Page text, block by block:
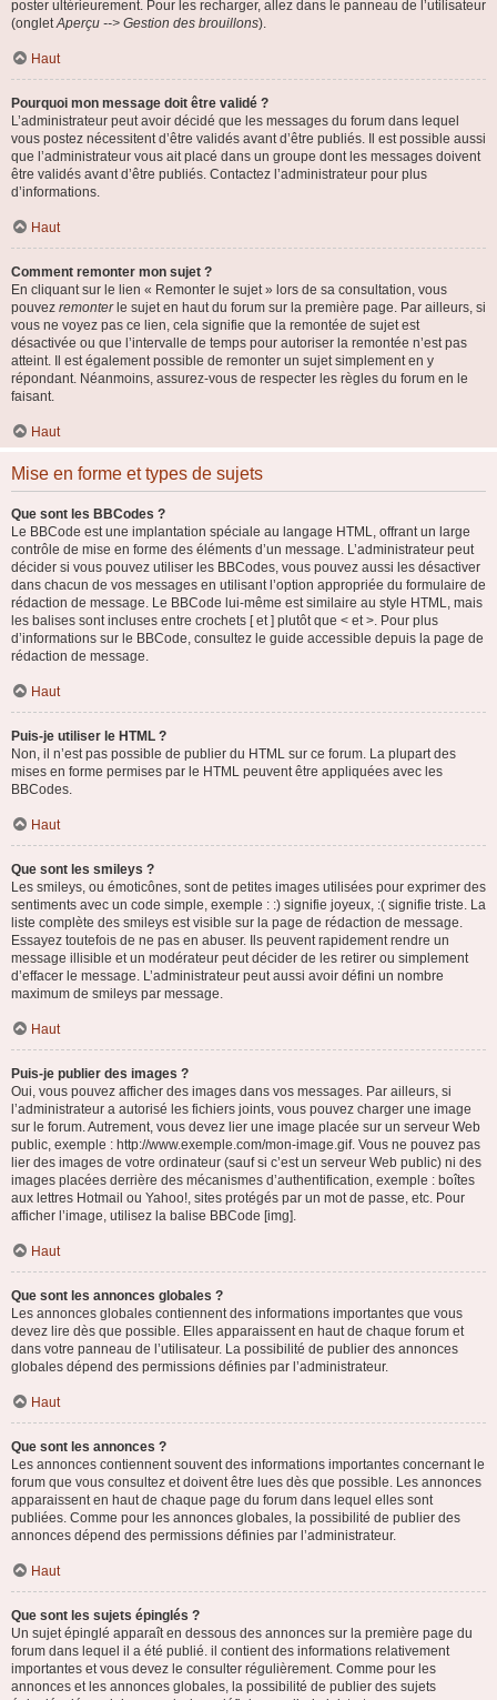
poster ultérieurement. Pour les recharger, allez dans le panneau de l’utilisateur
(ongletAperçu --> Gestion des brouillons).
Haut
Pourquoi mon message doit être validé ?
L’administrateur peut avoir décidé que les messages du forum dans lequel
vous postez nécessitent d’être validés avant d’être publiés. Il est possible aussi
que l’administrateur vous ait placé dans un groupe dont les messages doivent
être validés avant d’être publiés. Contactez l’administrateur pour plus
d’informations.
Haut
Comment remonter mon sujet ?
En cliquant sur le lien « Remonter le sujet » lors de sa consultation, vous
pouvez remonterle sujet en haut du forum sur la première page. Par ailleurs, si
vous ne voyez pas ce lien, cela signifie que la remontée de sujet est
désactivée ou que l’intervalle de temps pour autoriser la remontée n’est pas
atteint. Il est également possible de remonter un sujet simplement en y
répondant. Néanmoins, assurez-vous de respecter les règles du forum en le
faisant.
Haut
Mise en forme et types de sujets
Que sont les BBCodes ?
Le BBCode est une implantation spéciale au langage HTML, offrant un large
contrôle de mise en forme des éléments d’un message. L’administrateur peut
décider si vous pouvez utiliser les BBCodes, vous pouvez aussi les désactiver
dans chacun de vos messages en utilisant l’option appropriée du formulaire de
rédaction de message. Le BBCode lui-même est similaire au style HTML, mais
les balises sont incluses entre crochets [ et ] plutôt que < et >. Pour plus
d’informations sur le BBCode, consultez le guide accessible depuis la page de
rédaction de message.
Haut
Puis-je utiliser le HTML ?
Non, il n’est pas possible de publier du HTML sur ce forum. La plupart des
mises en forme permises par le HTML peuvent être appliquées avec les
BBCodes.
Haut
Que sont les smileys ?
Les smileys, ou émoticônes, sont de petites images utilisées pour exprimer des
sentiments avec un code simple, exemple : :) signifie joyeux, :( signifie triste. La
liste complète des smileys est visible sur la page de rédaction de message.
Essayez toutefois de ne pas en abuser. Ils peuvent rapidement rendre un
message illisible et un modérateur peut décider de les retirer ou simplement
d’effacer le message. L’administrateur peut aussi avoir défini un nombre
maximum de smileys par message.
Haut
Puis-je publier des images ?
Oui, vous pouvez afficher des images dans vos messages. Par ailleurs, si
l’administrateur a autorisé les fichiers joints, vous pouvez charger une image
sur le forum. Autrement, vous devez lier une image placée sur un serveur Web
public, exemple : http://www.exemple.com/mon-image.gif. Vous ne pouvez pas
lier des images de votre ordinateur (sauf si c’est un serveur Web public) ni des
images placées derrière des mécanismes d’authentification, exemple : boîtes
aux lettres Hotmail ou Yahoo!, sites protégés par un mot de passe, etc. Pour
afficher l’image, utilisez la balise BBCode [img].
Haut
Que sont les annonces globales ?
Les annonces globales contiennent des informations importantes que vous
devez lire dès que possible. Elles apparaissent en haut de chaque forum et
dans votre panneau de l’utilisateur. La possibilité de publier des annonces
globales dépend des permissions définies par l’administrateur.
Haut
Que sont les annonces ?
Les annonces contiennent souvent des informations importantes concernant le
forum que vous consultez et doivent être lues dès que possible. Les annonces
apparaissent en haut de chaque page du forum dans lequel elles sont
publiées. Comme pour les annonces globales, la possibilité de publier des
annonces dépend des permissions définies par l’administrateur.
Haut
Que sont les sujets épinglés ?
Un sujet épinglé apparaît en dessous des annonces sur la première page du
forum dans lequel il a été publié. il contient des informations relativement
importantes et vous devez le consulter régulièrement. Comme pour les
annonces et les annonces globales, la possibilité de publier des sujets